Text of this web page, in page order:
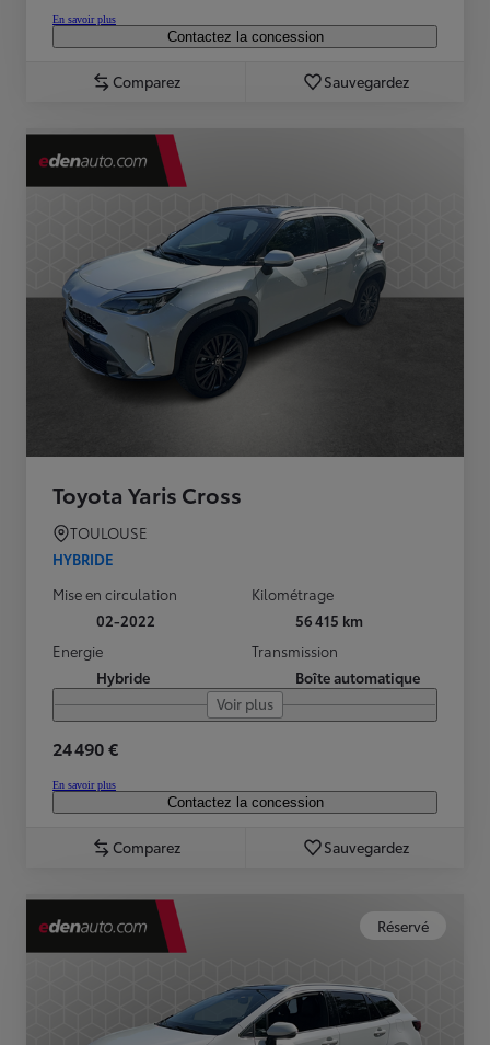
En savoir plus
Contactez la concession
Comparez Sauvegardez
Toyota Yaris Cross
TOULOUSE
HYBRIDE
Mise en circulation
02-2022
Kilométrage
56 415 km
Energie
Hybride
Transmission
Boîte automatique
Voir plus
24 490 €
En savoir plus
Contactez la concession
Comparez Sauvegardez
Réservé